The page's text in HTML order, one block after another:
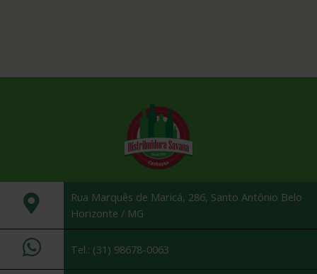
Rua Marquês de Maricá, 286, Santo Antônio Belo
Horizonte / MG
Tel.: (31) 98678-0063